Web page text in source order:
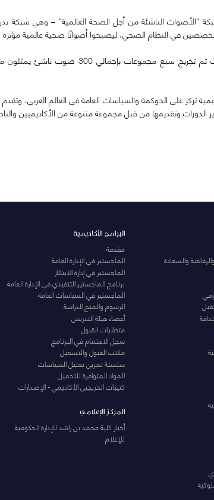
"الأصوات الناشئة من أجل الصحة العالمية" – وهي شبكة
في النظام الصحي، ليصبحوا أصواتًا صحية عالمية
تركز على الحوكمة والسياسات العامة في العالم العربي،
وتقديمها من قبل مجموعة متنوعة من الأكاديميين
والسعادة
البرامج الأكاديمية
مقدمة
الماجستير في الإدارة العامة
الماجستير في إدارة الابتكار
برنامج الماجستير التنفيذي في الإدارة العامة
الماجستير في السياسات العامة
الرسوم والمنح الدراسة
أعضاء هيئة التدريس
متطلبات القبول
سجل الاهتمام في البرنامج
مكتب القبول والتسجيل
سلسلة تمرين تحليل السياسات
المواد المتوافرة للتحميل
كتيبات الخريجين الأكاديمي - الإصدارات
المركز الإعلامي
أخبار كلية محمد بن راشد للإدارة الحكومية
للإعلام